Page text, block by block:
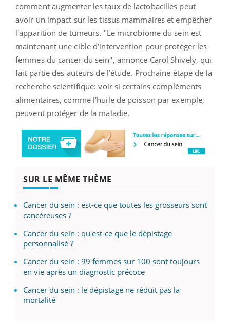
comment augmenter les taux de lactobacilles peut
avoir un impact sur les tissus mammaires et empêcher
l'apparition de tumeurs. "Le microbiome du sein est
maintenant une cible d’intervention pour protéger les
femmes du cancer du sein", annonce Carol Shively, qui
fait partie des auteurs de l’étude. Prochaine étape de la
recherche scientifique: voir si certains compléments
alimentaires, comme l'huile de poisson par exemple,
peuvent protéger de la maladie.
SUR LE MÊME THÈME
Cancer du sein : est-ce que toutes les grosseurs sont
cancéreuses ?
Cancer du sein : qu'est-ce que le dépistage
personnalisé ?
Cancer du sein : 99 femmes sur 100 sont toujours
en vie après un diagnostic précoce
Cancer du sein : le dépistage ne réduit pas la
mortalité